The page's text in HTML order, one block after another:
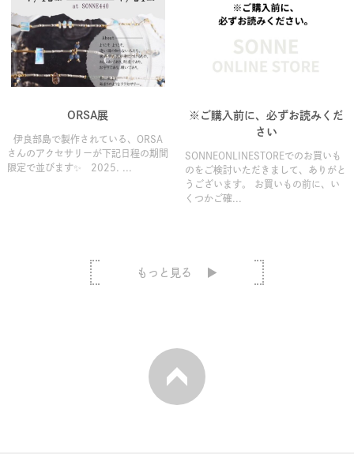
ORSA展
伊良部島で製作されている、ORSA
さんのアクセサリーが下記日程の期間
限定で並びます✨ 2025. ...
※ご購入前に、必ずお読みくだ
さい
SONNEONLINESTOREでのお買いも
のをご検討いただきまして、ありがと
うございます。 お買いもの前に、い
くつかご確...
もっと見る